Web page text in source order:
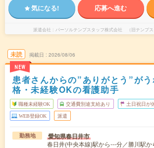
気になる! 応募へ進む
派遣会社 パーソルテンプスタッフ株式会社 （旧テンプス
未読
NEW
掲載日 2026/08/06
患者さんからの”ありがとう”が
格・未経験OKの看護助手
職種未経験OK 交通費別途支給あり 土日祝日が
WEB登録OK 派遣
勤務地 愛知県春日井市
春日井(中央本線)駅から---分／勝川駅